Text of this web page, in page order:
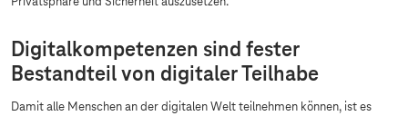
Digitalkompetenzen sind fester
Bestandteil von digitaler Teilhabe
Damit alle Menschen an der digitalen Welt teilnehmen können, ist es